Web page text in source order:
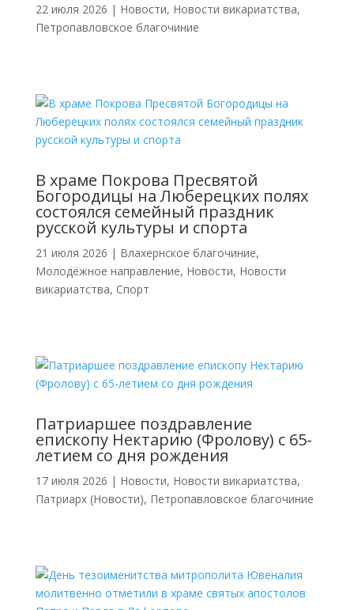
22 июля 2026 | Новости, Новости викариатства,
Петропавловское благочиние
В храме Покрова Пресвятой
Богородицы на Люберецких полях
состоялся семейный праздник
русской культуры и спорта
21 июля 2026 | Влахернское благочиние,
Молодёжное направление, Новости, Новости
викариатства, Спорт
Патриаршее поздравление
епископу Нектарию (Фролову) с 65-
летием со дня рождения
17 июля 2026 | Новости, Новости викариатства,
Патриарх (Новости), Петропавловское благочиние